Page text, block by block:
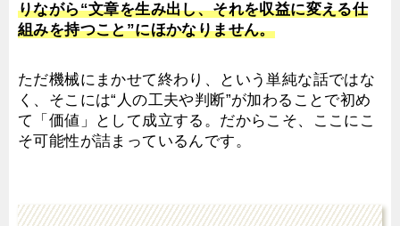
りながら“文章を生み出し、それを収益に変える仕
組みを持つこと”にほかなりません。
ただ機械にまかせて終わり、という単純な話ではな
く、そこには“人の工夫や判断”が加わることで初め
て「価値」として成立する。だからこそ、ここにこ
そ可能性が詰まっているんです。